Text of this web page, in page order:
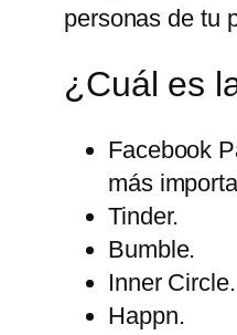
personas de tu
¿Cuál es
Facebook
más
Tinder.
Bumble.
Inner Circle.
Happn.